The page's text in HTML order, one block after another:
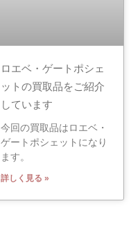
ロエベ・ゲートポシェ
ットの買取品をご紹介
しています
今回の買取品はロエベ・
ゲートポシェットになり
ます。
詳しく見る »